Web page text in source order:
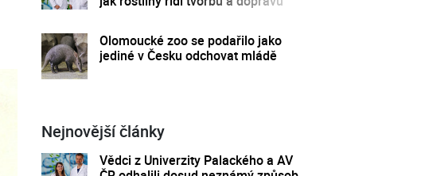
Olomoucké zoo se podařilo jako
jediné v Česku odchovat mládě
Nejnovější články
Vědci z Univerzity Palackého a AV